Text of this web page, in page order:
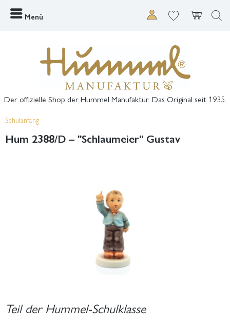
Menü
Der offizielle Shop der Hummel Manufaktur. Das Original seit 1935.
Schulanfang
Hum 2388/D – "Schlaumeier" Gustav
Teil der Hummel-Schulklasse